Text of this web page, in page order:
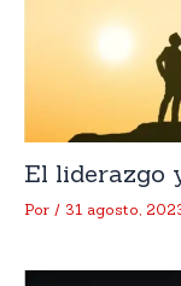
El liderazgo
Por / 31 agosto,